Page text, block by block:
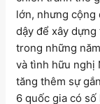
lớn, nhưng cộng
dậy để xây
trong những
và tình hữu nghị
tăng thêm sự
6 quốc gia có